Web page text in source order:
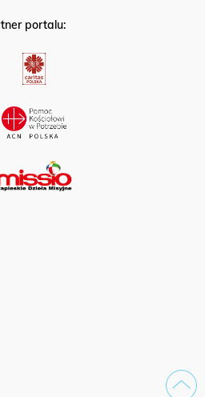
portalu: